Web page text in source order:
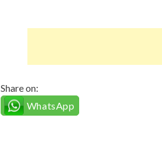
Share on:
WhatsApp